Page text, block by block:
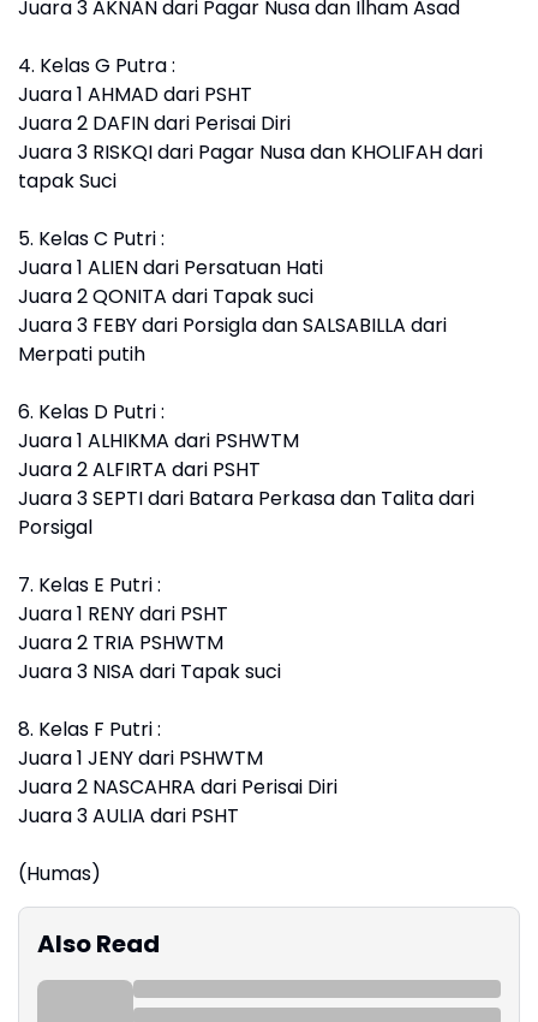
Juara 3 AKNAN dari Pagar Nusa dan Ilham Asad
4. Kelas G Putra :
Juara 1 AHMAD dari PSHT
Juara 2 DAFIN dari Perisai Diri
Juara 3 RISKQI dari Pagar Nusa dan KHOLIFAH dari
tapak Suci
5. Kelas C Putri :
Juara 1 ALIEN dari Persatuan Hati
Juara 2 QONITA dari Tapak suci
Juara 3 FEBY dari Porsigla dan SALSABILLA dari
Merpati putih
6. Kelas D Putri :
Juara 1 ALHIKMA dari PSHWTM
Juara 2 ALFIRTA dari PSHT
Juara 3 SEPTI dari Batara Perkasa dan Talita dari
Porsigal
7. Kelas E Putri :
Juara 1 RENY dari PSHT
Juara 2 TRIA PSHWTM
Juara 3 NISA dari Tapak suci
8. Kelas F Putri :
Juara 1 JENY dari PSHWTM
Juara 2 NASCAHRA dari Perisai Diri
Juara 3 AULIA dari PSHT
(Humas)
Also Read